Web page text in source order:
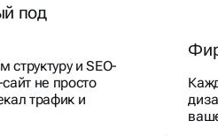
под
и SEO-
не просто
трафик и